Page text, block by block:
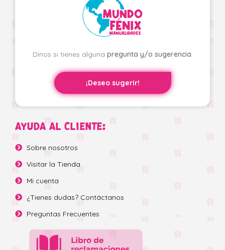
Dinos si tienes alguna pregunta y/o sugerencia.
¡Deseo sugerir!
AYUDA AL CLIENTE:
Sobre nosotros
Visitar la Tienda
Mi cuenta
¿Tienes dudas? Contáctanos
Preguntas Frecuentes